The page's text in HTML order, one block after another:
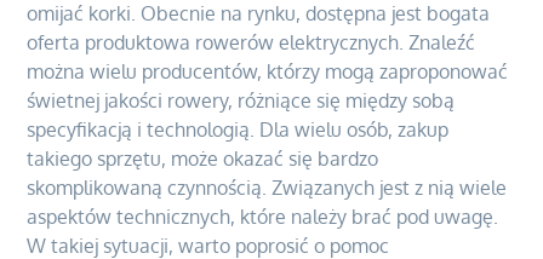
omijać korki. Obecnie na rynku, dostępna jest bogata
oferta produktowa rowerów elektrycznych. Znaleźć
można wielu producentów, którzy mogą zaproponować
świetnej jakości rowery, różniące się między sobą
specyfikacją i technologią. Dla wielu osób, zakup
takiego sprzętu, może okazać się bardzo
skomplikowaną czynnością. Związanych jest z nią wiele
aspektów technicznych, które należy brać pod uwagę.
W takiej sytuacji, warto poprosić o pomoc